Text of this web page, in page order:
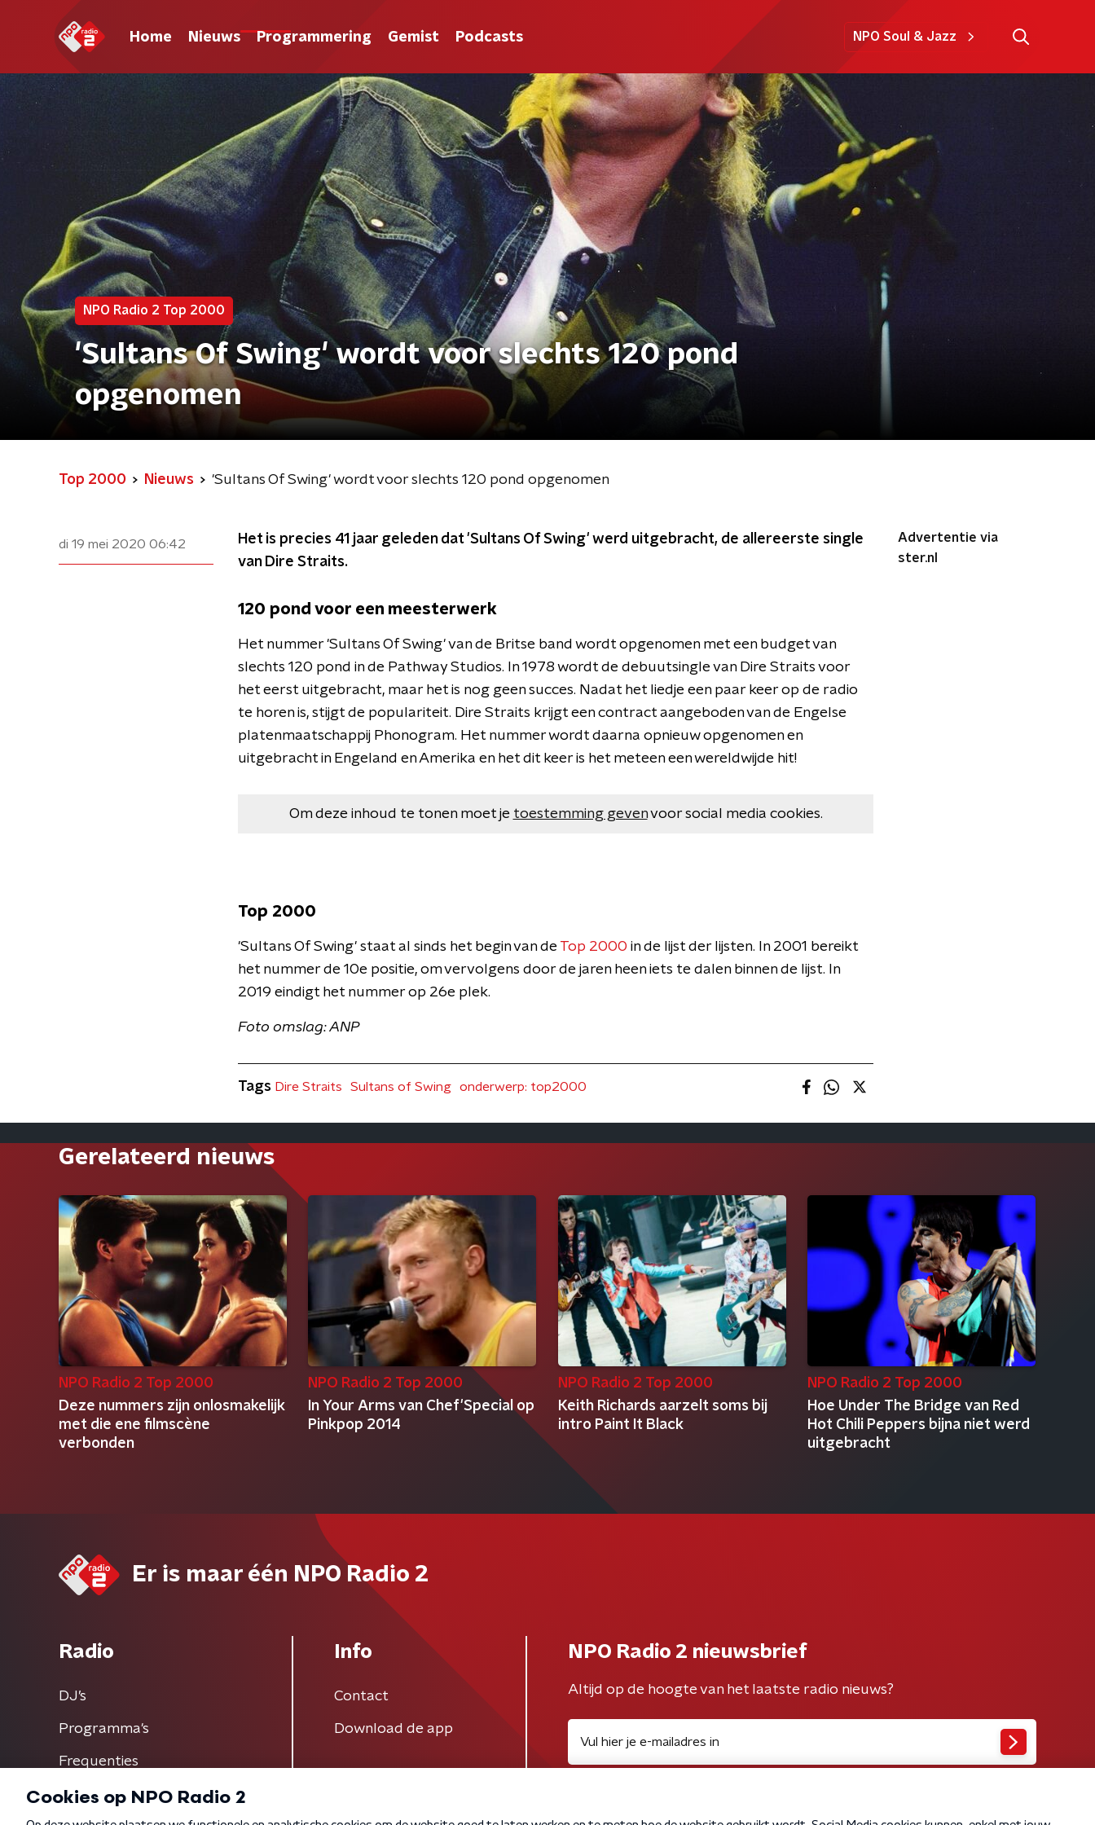
Home Nieuws Programmering Gemist Podcasts NPO Soul & Jazz
NPO Radio 2 Top 2000
'Sultans Of Swing' wordt voor slechts 120 pond
opgenomen
Top 2000 Nieuws 'Sultans Of Swing' wordt voor slechts 120 pond opgenomen
di 19 mei 2020 06:42
Het is precies 41 jaar geleden dat 'Sultans Of Swing' werd uitgebracht, de allereerste single
van Dire Straits.
120 pond voor een meesterwerk
Het nummer 'Sultans Of Swing' van de Britse band wordt opgenomen met een budget van
slechts 120 pond in de Pathway Studios. In 1978 wordt de debuutsingle van Dire Straits voor
het eerst uitgebracht, maar het is nog geen succes. Nadat het liedje een paar keer op de radio
te horen is, stijgt de populariteit. Dire Straits krijgt een contract aangeboden van de Engelse
platenmaatschappij Phonogram. Het nummer wordt daarna opnieuw opgenomen en
uitgebracht in Engeland en Amerika en het dit keer is het meteen een wereldwijde hit!
Om deze inhoud te tonen moet je toestemming gevenvoor social media cookies.
Top 2000
​'Sultans Of Swing' staat al sinds het begin van de Top 2000 in de lijst der lijsten. In 2001 bereikt
het nummer de 10e positie, om vervolgens door de jaren heen iets te dalen binnen de lijst. In
2019 eindigt het nummer op 26e plek.
Foto omslag: ANP
Advertentie via
ster.nl
Tags Dire Straits Sultans of Swing onderwerp: top2000
Gerelateerd nieuws
NPO Radio 2 Top 2000
Deze nummers zijn onlosmakelijk
met die ene filmscène
verbonden
NPO Radio 2 Top 2000
In Your Arms van Chef'Special op
Pinkpop 2014
NPO Radio 2 Top 2000
Keith Richards aarzelt soms bij
intro Paint It Black
NPO Radio 2 Top 2000
Hoe Under The Bridge van Red
Hot Chili Peppers bijna niet werd
uitgebracht
Er is maar één NPO Radio 2
Radio
DJ’s
Programma's
Frequenties
Info
Contact
Download de app
NPO Radio 2 nieuwsbrief
Altijd op de hoogte van het laatste radio nieuws?